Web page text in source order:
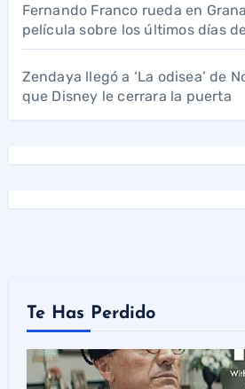
Fernando Franco rueda en
película sobre los últimos días
Zendaya llegó a ‘La odisea’ de
que Disney le cerrara la puerta
Te Has Perdido